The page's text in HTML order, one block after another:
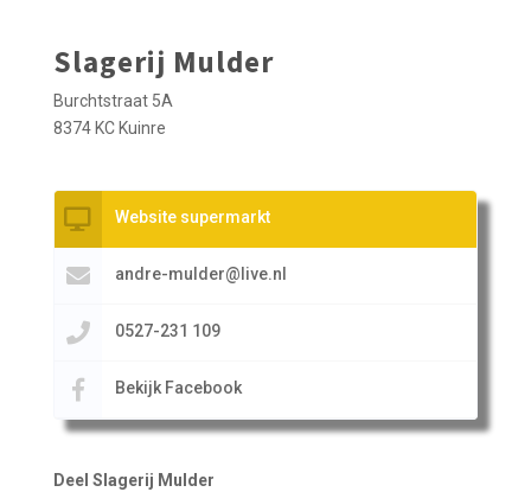
Slagerij Mulder
Burchtstraat 5A
8374 KC Kuinre
Website supermarkt
andre-mulder@live.nl
0527-231 109
Bekijk Facebook
Deel Slagerij Mulder